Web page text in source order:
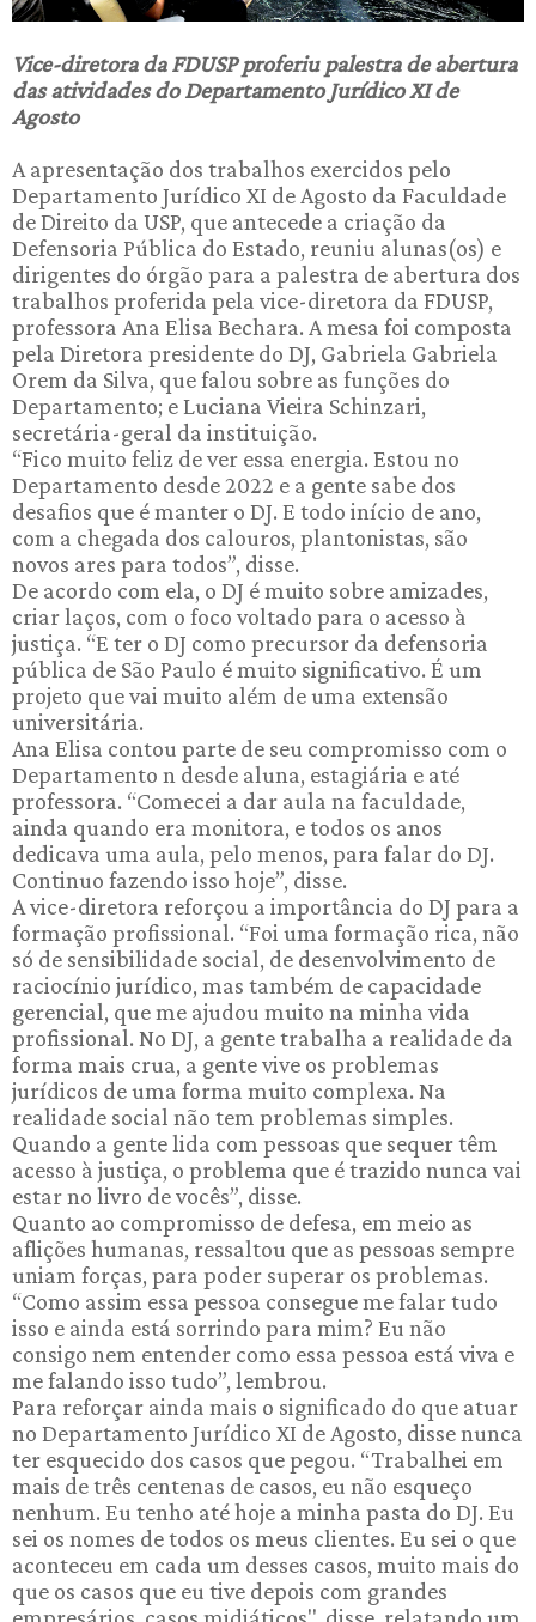
Vice-diretora da FDUSP proferiu palestra de abertura
das atividades do Departamento Jurídico XI de
Agosto
A apresentação dos trabalhos exercidos pelo
Departamento Jurídico XI de Agosto da Faculdade
de Direito da USP, que antecede a criação da
Defensoria Pública do Estado, reuniu alunas(os) e
dirigentes do órgão para a palestra de abertura dos
trabalhos proferida pela vice-diretora da FDUSP,
professora Ana Elisa Bechara. A mesa foi composta
pela Diretora presidente do DJ, Gabriela Gabriela
Orem da Silva, que falou sobre as funções do
Departamento; e Luciana Vieira Schinzari,
secretária-geral da instituição.
“Fico muito feliz de ver essa energia. Estou no
Departamento desde 2022 e a gente sabe dos
desafios que é manter o DJ. E todo início de ano,
com a chegada dos calouros, plantonistas, são
novos ares para todos”, disse.
De acordo com ela, o DJ é muito sobre amizades,
criar laços, com o foco voltado para o acesso à
justiça. “E ter o DJ como precursor da defensoria
pública de São Paulo é muito significativo. É um
projeto que vai muito além de uma extensão
universitária.
Ana Elisa contou parte de seu compromisso com o
Departamento n desde aluna, estagiária e até
professora. “Comecei a dar aula na faculdade,
ainda quando era monitora, e todos os anos
dedicava uma aula, pelo menos, para falar do DJ.
Continuo fazendo isso hoje”, disse.
A vice-diretora reforçou a importância do DJ para a
formação profissional. “Foi uma formação rica, não
só de sensibilidade social, de desenvolvimento de
raciocínio jurídico, mas também de capacidade
gerencial, que me ajudou muito na minha vida
profissional. No DJ, a gente trabalha a realidade da
forma mais crua, a gente vive os problemas
jurídicos de uma forma muito complexa. Na
realidade social não tem problemas simples.
Quando a gente lida com pessoas que sequer têm
acesso à justiça, o problema que é trazido nunca vai
estar no livro de vocês”, disse.
Quanto ao compromisso de defesa, em meio as
aflições humanas, ressaltou que as pessoas sempre
uniam forças, para poder superar os problemas.
“Como assim essa pessoa consegue me falar tudo
isso e ainda está sorrindo para mim? Eu não
consigo nem entender como essa pessoa está viva e
me falando isso tudo”, lembrou.
Para reforçar ainda mais o significado do que atuar
no Departamento Jurídico XI de Agosto, disse nunca
ter esquecido dos casos que pegou. “Trabalhei em
mais de três centenas de casos, eu não esqueço
nenhum. Eu tenho até hoje a minha pasta do DJ. Eu
sei os nomes de todos os meus clientes. Eu sei o que
aconteceu em cada um desses casos, muito mais do
que os casos que eu tive depois com grandes